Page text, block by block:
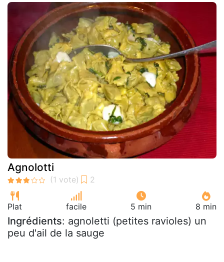
Agnolotti
Plat facile 5 min 8 min
Ingrédients: agnoletti (petites ravioles) un
peu d'ail de la sauge